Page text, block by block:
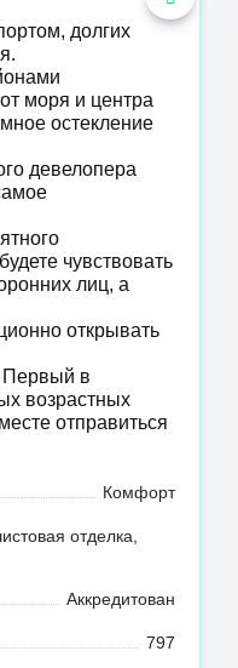
долгих
моря и центра
остекление
девелопера
чувствовать
лиц, а
открывать
Первый в
возрастных
отправиться
Комфорт
отделка,
Аккредитован
797